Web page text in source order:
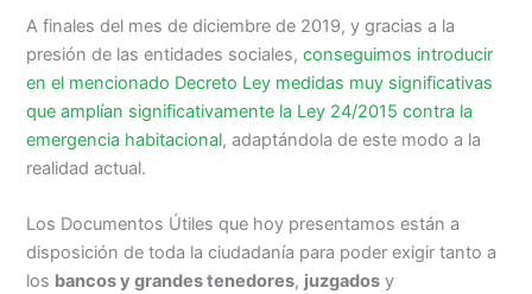
A finales del mes de diciembre de 2019, y gracias a la
presión de las entidades sociales,conseguimos introducir
en el mencionado Decreto Ley medidas muy significativas
que amplían significativamente la Ley 24/2015 contra la
emergencia habitacional, adaptándola de este modo a la
realidad actual.
Los Documentos Útiles que hoy presentamos están a
disposición de toda la ciudadanía para poder exigir tanto a
los bancos y grandes tenedores, juzgados y